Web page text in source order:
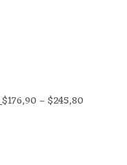
$176,90–$245,80